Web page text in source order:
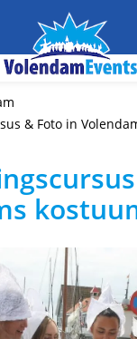
& Foto in